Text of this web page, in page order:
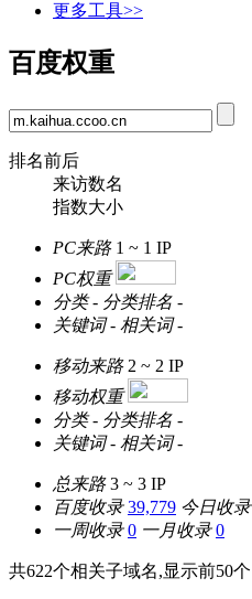
更多工具>>
百度权重
排名前后
来访数名
指数大小
PC来路 1 ~ 1 IP
PC权重
分类 - 分类排名 -
关键词 - 相关词 -
移动来路 2 ~ 2 IP
移动权重
分类 - 分类排名 -
关键词 - 相关词 -
总来路 3 ~ 3 IP
百度收录 39,779 今日收录
一周收录 0 一月收录 0
共622个相关子域名,显示前50个